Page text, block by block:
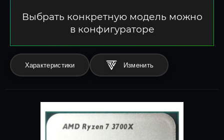
Выбрать конкретную модель можно
в конфигураторе
Характеристики